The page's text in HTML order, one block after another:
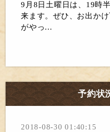
9月8日土曜日は、19時
来ます。ぜひ、お出か
がやっ...
予約状
2018-08-30 01:40:15